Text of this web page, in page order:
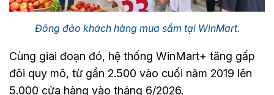
Đông đảo khách hàng mua sắm tại WinMart.
Cùng giai đoạn đó, hệ thống WinMart+ tăng gấp
đôi quy mô, từ gần 2.500 vào cuối năm 2019 lên
5.000 cửa hàng vào tháng 6/2026.